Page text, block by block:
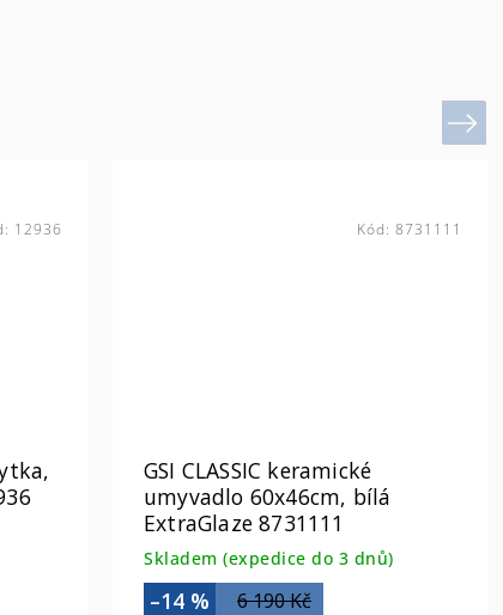
12936
GSI CLASSIC keramické
umyvadlo 60x46cm, bílá
ExtraGlaze 8731111
Skladem (expedice do 3 dnů)
6 190 Kč
–14 %
Kód: 8731111
Next